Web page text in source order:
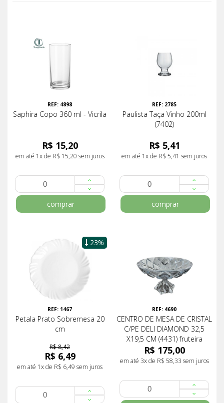
REF: 4898
Saphira Copo 360 ml - Vicrila
R$ 15,20
em até 1x de R$ 15,20 sem juros
comprar
REF: 2785
Paulista Taça Vinho 200ml
(7402)
R$ 5,41
em até 1x de R$ 5,41 sem juros
comprar
23%
REF: 1467
Petala Prato Sobremesa 20
cm
R$ 8,42
R$ 6,49
em até 1x de R$ 6,49 sem juros
REF: 4690
CENTRO DE MESA DE CRISTAL
C/PE DELI DIAMOND 32,5
X19,5 CM (4431) fruteira
R$ 175,00
em até 3x de R$ 58,33 sem juros